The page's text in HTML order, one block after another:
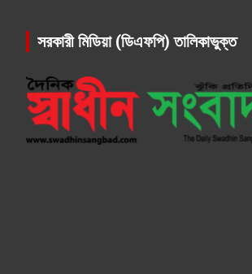
সরকারী মিডিয়া (ডিএফপি) তালিকাভুক্ত